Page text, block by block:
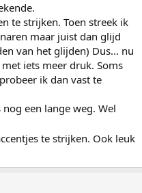
te strijken. Toen streek ik
maar juist dan glijd
van het glijden) Dus... nu
iets meer druk. Soms
ik dan vast te
een lange weg. Wel
te strijken. Ook leuk